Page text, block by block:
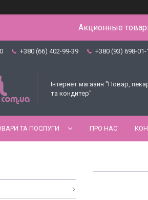
Акционные
+380 (66) 402-99-39 +380 (93) 698-01-
Інтернет магазин "Повар,
та кондитер"
ТА ПОСЛУГИ ПРО НАС